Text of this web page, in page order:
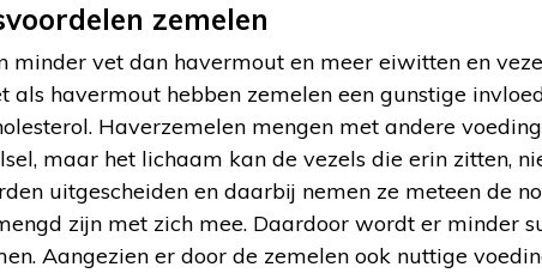
zemelen
minder vet dan havermout en meer eiwitten en
als havermout hebben zemelen een gunstige
Haverzemelen mengen met andere
maar het lichaam kan de vezels die erin zitten,
uitgescheiden en daarbij nemen ze meteen de
zijn met zich mee. Daardoor wordt er minder
Aangezien er door de zemelen ook nuttige